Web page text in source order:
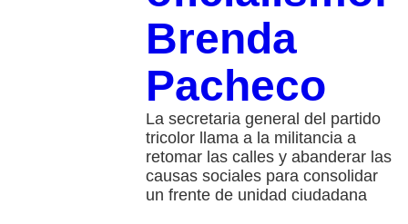
Brenda
Pacheco
La secretaria general del partido
tricolor llama a la militancia a
retomar las calles y abanderar las
causas sociales para consolidar
un frente de unidad ciudadana